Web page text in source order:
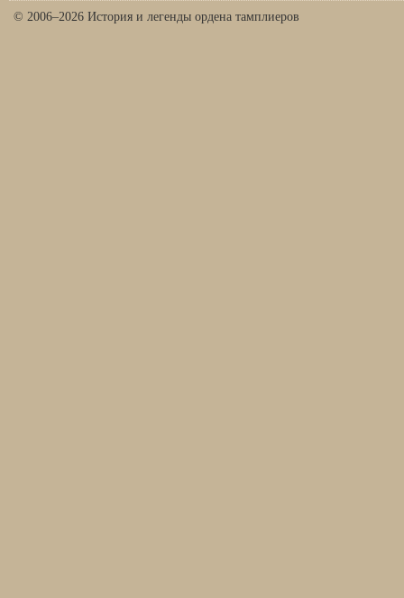
© 2006–2026 История и легенды ордена тамплиеров